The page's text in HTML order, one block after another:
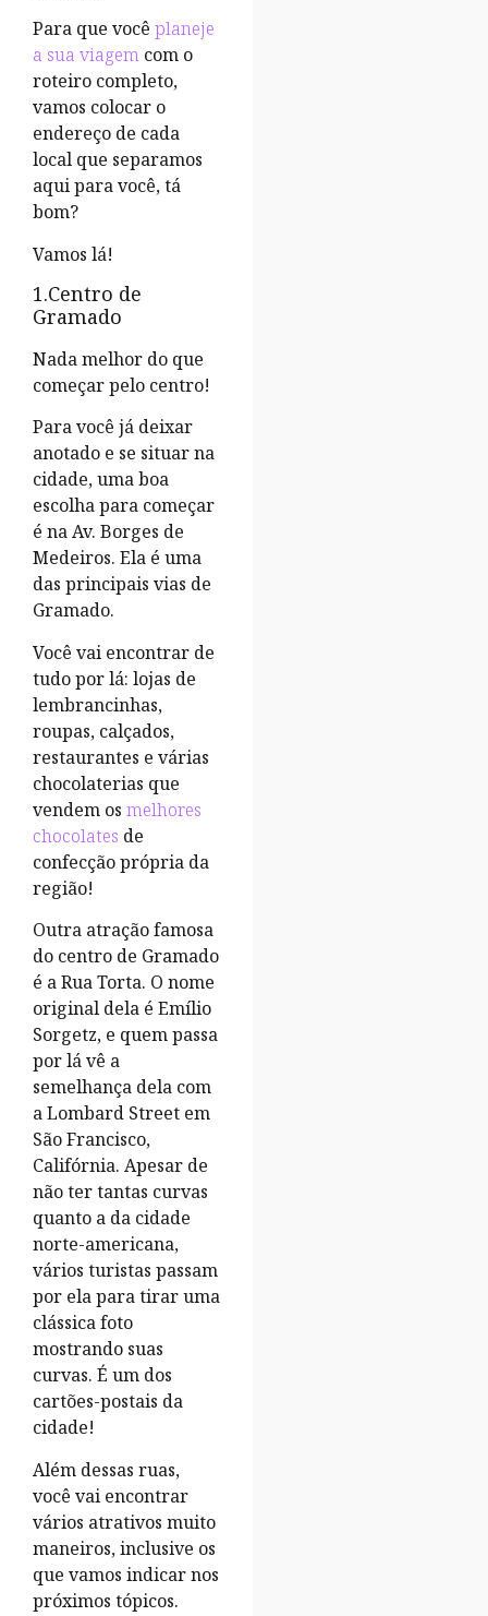
Para que você planeje
a sua viagem com o
roteiro completo,
vamos colocar o
endereço de cada
local que separamos
aqui para você, tá
bom?
Vamos lá!
1.Centro de
Gramado
Nada melhor do que
começar pelo centro!
Para você já deixar
anotado e se situar na
cidade, uma boa
escolha para começar
é na Av. Borges de
Medeiros. Ela é uma
das principais vias de
Gramado.
Você vai encontrar de
tudo por lá: lojas de
lembrancinhas,
roupas, calçados,
restaurantes e várias
chocolaterias que
vendem os melhores
chocolates de
confecção própria da
região!
Outra atração famosa
do centro de Gramado
é a Rua Torta. O nome
original dela é Emílio
Sorgetz, e quem passa
por lá vê a
semelhança dela com
a Lombard Street em
São Francisco,
Califórnia. Apesar de
não ter tantas curvas
quanto a da cidade
norte-americana,
vários turistas passam
por ela para tirar uma
clássica foto
mostrando suas
curvas. É um dos
cartões-postais da
cidade!
Além dessas ruas,
você vai encontrar
vários atrativos muito
maneiros, inclusive os
que vamos indicar nos
próximos tópicos.